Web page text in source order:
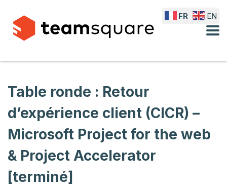
Table ronde : Retour
d’expérience client (CICR) –
Microsoft Project for the web
& Project Accelerator
[terminé]
FR EN